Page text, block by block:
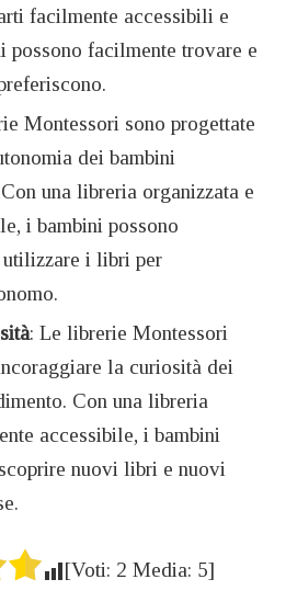
facilmente accessibili e
possono facilmente trovare e
Montessori sono progettate
dei bambini
una libreria organizzata e
i bambini possono
i libri per
: Le librerie Montessori
la curiosità dei
Con una libreria
accessibile, i bambini
nuovi libri e nuovi
[Voti: 2 Media: 5]